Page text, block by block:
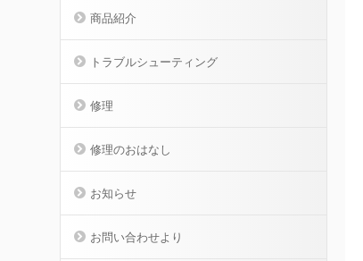
商品紹介
トラブルシューティング
修理
修理のおはなし
お知らせ
お問い合わせより